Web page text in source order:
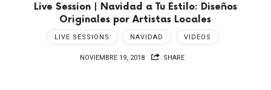
Live Session | Navidad a Tu Estilo: Diseños
Originales por Artistas Locales
LIVE SESSIONS NAVIDAD VIDEOS
NOVIEMBRE 19, 2018 SHARE